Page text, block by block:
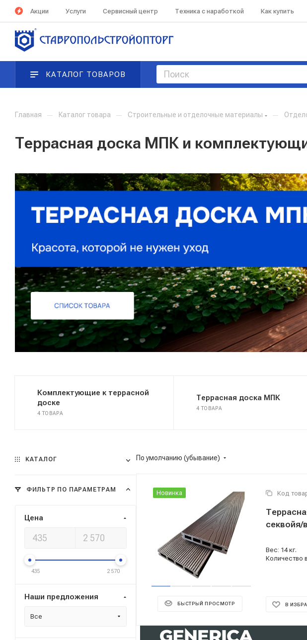
Акции Услуги Сервисный центр Техника с наработкой Как купить
КАТАЛОГ ТОВАРОВ
Главная — Каталог товара — Строительные и отделочные материалы —
Террасная доска МПК и
Комплектующие к террасной
доске
4 ТОВАРА
Террасная доска МПК
4 ТОВАРА
По умолчанию (убывание)
Новинка
БЫСТРЫЙ ПРОСМОТР
Код
Вес: 14 кг.
Количество
В
КАТАЛОГ
ФИЛЬТР ПО ПАРАМЕТРАМ
Цена
435 2 570
Наши предложения
Все